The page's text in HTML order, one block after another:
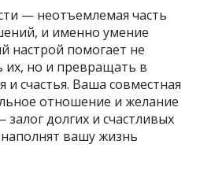
— неотъемлемая часть
и именно умение
настрой помогает не
их, но и превращать в
и счастья. Ваша совместная
отношение и желание
долгих и счастливых
вашу жизнь